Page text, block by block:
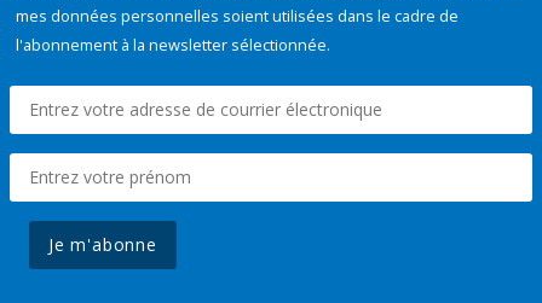
mes données personnelles soient utilisées dans le cadre de
l'abonnement à la newsletter sélectionnée.
Je m'abonne